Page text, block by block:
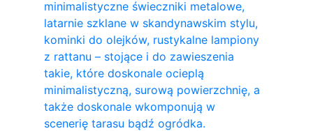
minimalistyczne świeczniki metalowe,
latarnie szklane w skandynawskim stylu,
kominki do olejków, rustykalne lampiony
z rattanu – stojące i do zawieszenia
takie, które doskonale ocieplą
minimalistyczną, surową powierzchnię, a
także doskonale wkomponują w
scenerię tarasu bądź ogródka.